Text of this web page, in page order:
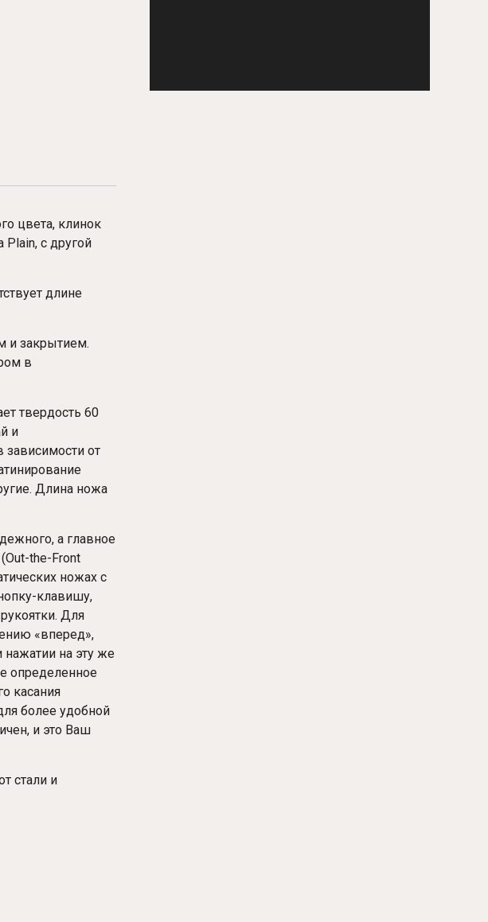
цвета, клинок
Plain, с другой
длине
и закрытием.
в
твердость 60
и
от
Длина ножа
а главное
the-Front
ножах с
клавишу,
Для
«вперед»,
нажатии на эту же
определенное
касания
более удобной
и это Ваш
стали и